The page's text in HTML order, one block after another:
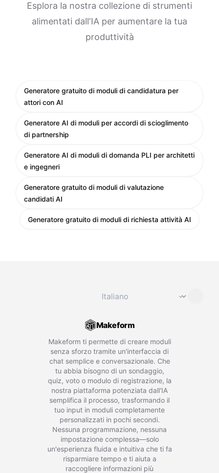
Esplora la nostra collezione di strumenti
alimentati dall'IA per aumentare la tua
produttività
Generatore gratuito di moduli di candidatura per
attori con AI
Generatore AI di moduli per accordi di scioglimento
di partnership
Generatore AI di moduli di domanda PLI per architetti
e ingegneri
Generatore gratuito di moduli di valutazione
candidati AI
Generatore gratuito di moduli di richiesta attività AI
⌄
Makeform
Makeform ti permette di creare moduli
senza sforzo tramite un'interfaccia di
chat semplice e conversazionale. Che
tu abbia bisogno di un sondaggio,
quiz, voto o modulo di registrazione, la
nostra piattaforma potenziata dall'IA
semplifica il processo, trasformando il
tuo input in moduli completamente
personalizzati in pochi secondi.
Nessuna programmazione, nessuna
impostazione complessa—solo
un'esperienza fluida e intuitiva che ti fa
risparmiare tempo e ti aiuta a
raccogliere informazioni più